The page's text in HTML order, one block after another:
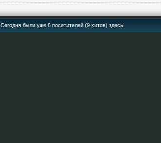
Сегодня были уже 6 посетителей (9 хитов) здесь!